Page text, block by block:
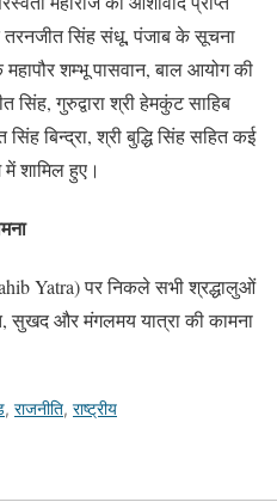
तरनजीत सिंह संधू, पंजाब के सूचना
शम्भू पासवान, बाल आयोग की
सिंह, गुरुद्वारा श्री हेमकुंट साहिब
बिन्द्रा, श्री बुद्धि सिंह सहित कई
शामिल हुए।
Yatra) पर निकले सभी श्रद्धालुओं
सुखद और मंगलमय यात्रा की कामना
, राजनीति, राष्ट्रीय